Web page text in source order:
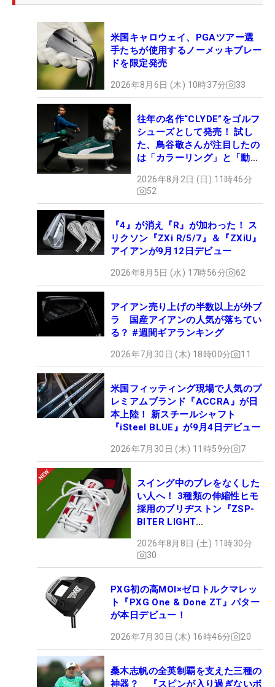
米国キャロウェイ、PGAツアー選
手たちが使用するノーメッキブレー
ドを限定発売
2026年8月6日 (木) 10時37分 33
往年の名作“CLYDE”をゴルフ
シューズとして発売！ 試し
た、鳥谷敬さんが注目したの
は「カラーリング」と「動き
2026年8月2日 (日) 11時46分
52
『4』が消え『R』が加わった！ ス
リクソン『ZXi R/5/7』＆『ZXiU』
アイアンが9月12日デビュー
2026年8月5日 (水) 17時56分 62
アイアン売り上げの半数以上が外ブ
ラ 国産アイアンの人気が落ちてい
る？ #週間ギアランキング
2026年7月30日 (木) 18時00分 11
米国フィッティング現場で人気のプ
レミアムブランド『ACCRA』が日
本上陸！ 新スチールシャフト
『iSteel BLUE』が9月4日デビュー
2026年7月30日 (木) 11時59分 7
スイング中のブレをなくした
い人へ！ 3種類の伸縮性ヒモ
採用のブリヂストン『ZSP-
BITER LIGHT
ュー
2026年8月8日 (土) 11時30分
30
PXG初の高MOI×ゼロトルクマレッ
ト『PXG One & Done ZT』パター
が本日デビュー！
2026年7月30日 (木) 16時46分 20
桑木志帆の全英制覇を支えた三種の
神器？ 『スピンが入り過ぎないボ